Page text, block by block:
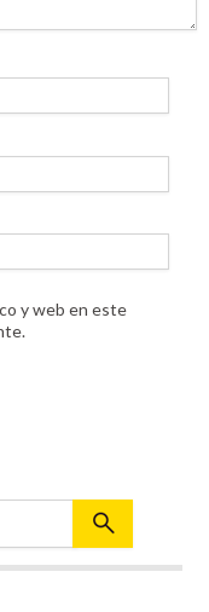
y web en este